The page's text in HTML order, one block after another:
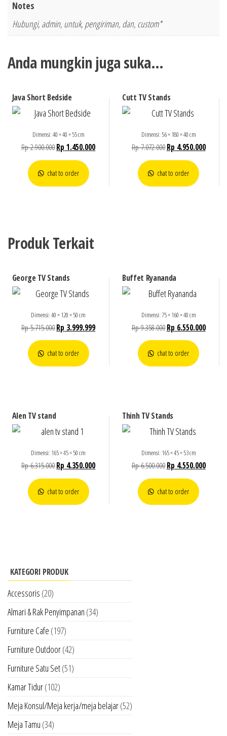
Notes
Hubungi, admin, untuk, pengiriman, dan, custom*
Anda mungkin juga suka…
Java Short Bedside
Dimensi: 40 × 40 × 55 cm
Rp2.900.000Rp 1.450.000
chat to order
Cutt TV Stands
Dimensi: 56 × 180 × 40 cm
Rp7.072.000 Rp 4.950.000
chat to order
Produk Terkait
George TV Stands
Dimensi: 40 × 120 × 50 cm
Rp5.715.000Rp 3.999.999
chat to order
Buffet Ryananda
Dimensi: 75 × 160 × 40 cm
Rp9.358.000 Rp 6.550.000
chat to order
Alen TV stand
Dimensi: 165 × 45 × 50 cm
Rp6.315.000Rp 4.350.000
chat to order
Thinh TV Stands
Dimensi: 165 × 45 × 53 cm
Rp6.500.000 Rp 4.550.000
chat to order
KATEGORI PRODUK
Accessoris (20)
Almari & Rak Penyimpanan (34)
Furniture Cafe (197)
Furniture Outdoor(42)
Furniture Satu Set(51)
Kamar Tidur(102)
Meja Konsul/Meja kerja/meja belajar(52)
Meja Tamu (34)